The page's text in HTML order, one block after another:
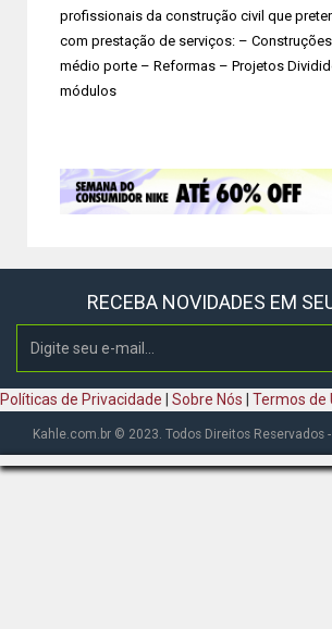
profissionais da construção civil que
com prestação de serviços: –
médio porte – Reformas – Projetos
módulos
RECEBA NOVIDADES EM
Políticas de Privacidade Sobre Nós Termos de
Kahle.com.br © 2023. Todos Direitos Reservados